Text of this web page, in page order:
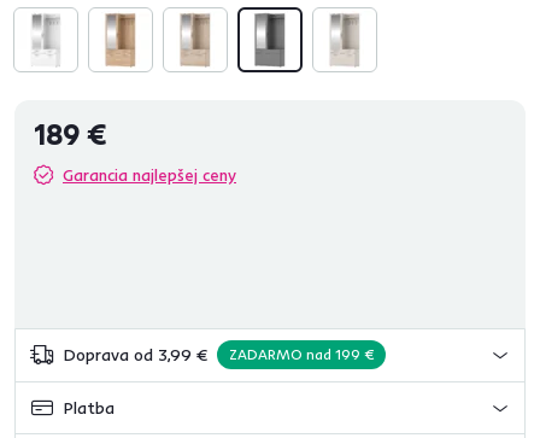
189 €
Garancia najlepšej ceny
Doprava od 3,99 € ZADARMO nad 199 €
Platba